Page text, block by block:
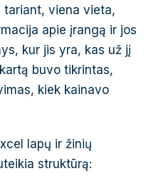
tariant, viena vieta,
apie įrangą ir jos
kur jis yra, kas už jį
buvo tikrintas,
kiek kainavo
lapų ir žinių
struktūrą: